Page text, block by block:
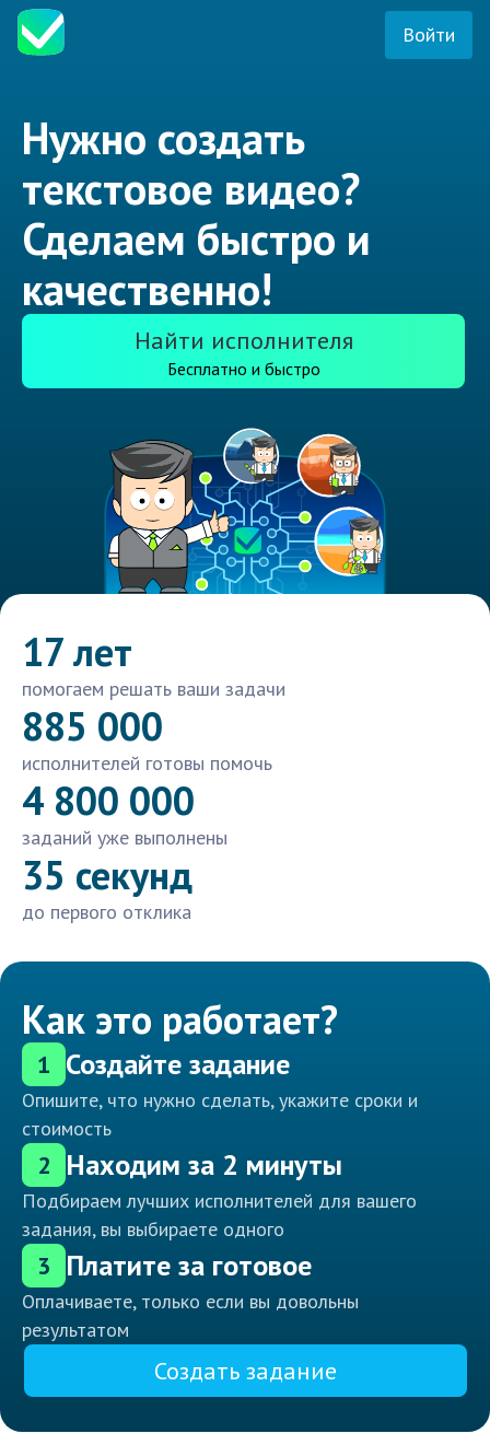
Войти
Нужно создать
текстовое видео?
Сделаем быстро и
качественно!
Найти исполнителя
Бесплатно и быстро
17 лет
помогаем решать ваши задачи
885 000
исполнителей готовы помочь
4 800 000
заданий уже выполнены
35 секунд
до первого отклика
Как это работает?
1 Создайте задание
Опишите, что нужно сделать, укажите сроки и
стоимость
2 Находим за 2 минуты
Подбираем лучших исполнителей для вашего
задания, вы выбираете одного
3 Платите за готовое
Оплачиваете, только если вы довольны
результатом
Создать задание